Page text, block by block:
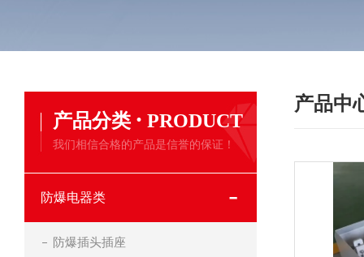
产品分类 · PRODUCT
我们相信合格的产品是信誉的保证！
防爆电器类
防爆插头插座
产品中